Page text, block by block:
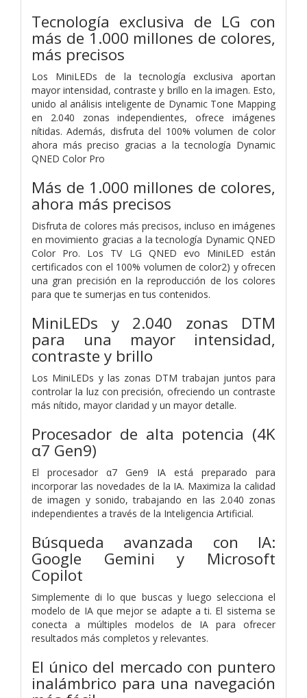
Tecnología exclusiva de LG con
más de 1.000 millones de colores,
más precisos
Los MiniLEDs de la tecnología exclusiva aportan
mayor intensidad, contraste y brillo en la imagen. Esto,
unido al análisis inteligente de Dynamic Tone Mapping
en 2.040 zonas independientes, ofrece imágenes
nítidas. Además, disfruta del 100% volumen de color
ahora más preciso gracias a la tecnología Dynamic
QNED Color Pro
Más de 1.000 millones de colores,
ahora más precisos
Disfruta de colores más precisos, incluso en imágenes
en movimiento gracias a la tecnología Dynamic QNED
Color Pro. Los TV LG QNED evo MiniLED están
certificados con el 100% volumen de color2) y ofrecen
una gran precisión en la reproducción de los colores
para que te sumerjas en tus contenidos.
MiniLEDs y 2.040 zonas DTM
para una mayor intensidad,
contraste y brillo
Los MiniLEDs y las zonas DTM trabajan juntos para
controlar la luz con precisión, ofreciendo un contraste
más nítido, mayor claridad y un mayor detalle.
Procesador de alta potencia (4K
α7 Gen9)
El procesador α7 Gen9 IA está preparado para
incorporar las novedades de la IA. Maximiza la calidad
de imagen y sonido, trabajando en las 2.040 zonas
independientes a través de la Inteligencia Artificial.
Búsqueda avanzada con IA:
Google Gemini y Microsoft
Copilot
Simplemente di lo que buscas y luego selecciona el
modelo de IA que mejor se adapte a ti. El sistema se
conecta a múltiples modelos de IA para ofrecer
resultados más completos y relevantes.
El único del mercado con puntero
inalámbrico para una navegación